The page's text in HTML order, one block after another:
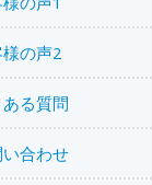
の声2
ある質問
合わせ